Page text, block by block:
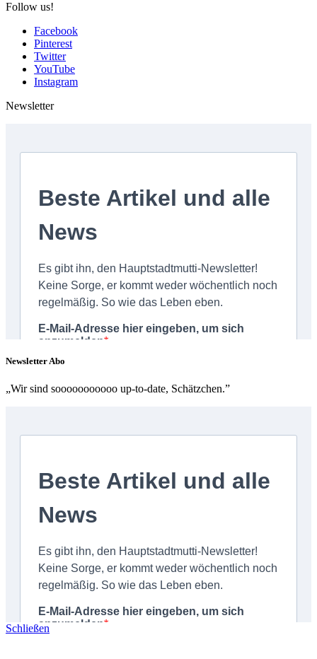
Follow us!
Facebook
Pinterest
Twitter
YouTube
Instagram
Newsletter
Newsletter Abo
„Wir sind sooooooooooo up-to-date, Schätzchen.”
Schließen